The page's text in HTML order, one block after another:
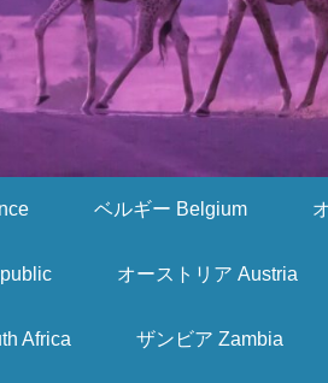
ベルギー Belgium
オーストリア Austria
Africa ザンビア Zambia